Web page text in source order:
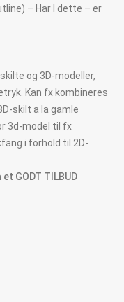
– Har I dette – er
og 3D-modeller,
Kan fx kombineres
skilt a la gamle
3d-model til fx
i forhold til 2D-
GODT TILBUD